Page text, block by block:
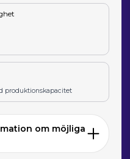
produktionskapacitet
om möjliga